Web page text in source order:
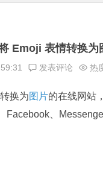
Emoji 表情转换为
发表评论 热
转换为图片的在线网站
Facebook、